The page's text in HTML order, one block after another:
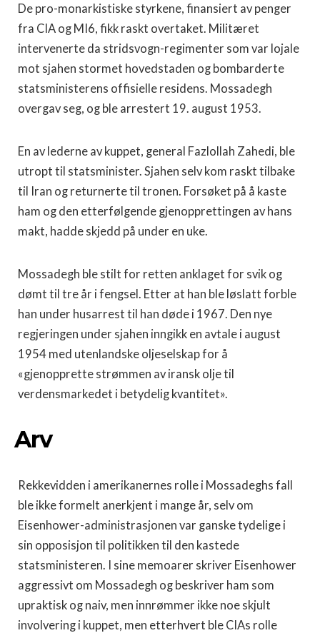
De pro-monarkistiske styrkene, finansiert av penger
fra CIA og MI6, fikk raskt overtaket. Militæret
intervenerte da stridsvogn-regimenter som var lojale
mot sjahen stormet hovedstaden og bombarderte
statsministerens offisielle residens. Mossadegh
overgav seg, og ble arrestert 19. august 1953.
En av lederne av kuppet, general Fazlollah Zahedi, ble
utropt til statsminister. Sjahen selv kom raskt tilbake
til Iran og returnerte til tronen. Forsøket på å kaste
ham og den etterfølgende gjenopprettingen av hans
makt, hadde skjedd på under en uke.
Mossadegh ble stilt for retten anklaget for svik og
dømt til tre år i fengsel. Etter at han ble løslatt forble
han under husarrest til han døde i 1967. Den nye
regjeringen under sjahen inngikk en avtale i august
1954 med utenlandske oljeselskap for å
«gjenopprette strømmen av iransk olje til
verdensmarkedet i betydelig kvantitet».
Arv
Rekkevidden i amerikanernes rolle i Mossadeghs fall
ble ikke formelt anerkjent i mange år, selv om
Eisenhower-administrasjonen var ganske tydelige i
sin opposisjon til politikken til den kastede
statsministeren. I sine memoarer skriver Eisenhower
aggressivt om Mossadegh og beskriver ham som
upraktisk og naiv, men innrømmer ikke noe skjult
involvering i kuppet, men etterhvert ble CIAs rolle